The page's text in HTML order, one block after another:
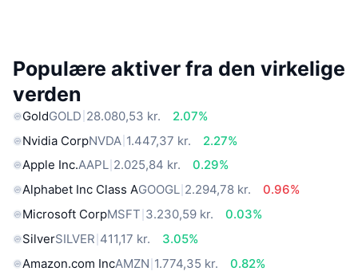
Populære aktiver fra den virkelige
verden
GoldGOLD 28.080,53 kr.
2.07%
Nvidia CorpNVDA 1.447,37 kr.
2.27%
Apple Inc.AAPL 2.025,84 kr.
0.29%
Alphabet Inc Class AGOOGL 2.294,78 kr.
0.96%
Microsoft CorpMSFT 3.230,59 kr.
0.03%
SilverSILVER 411,17 kr.
3.05%
Amazon.com IncAMZN 1.774,35 kr.
0.82%